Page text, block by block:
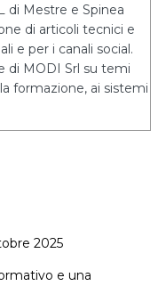
di Mestre e Spinea
di articoli tecnici e
e per i canali social.
di MODI Srl su temi
formazione, ai sistemi
2025
e una